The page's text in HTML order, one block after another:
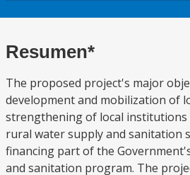
Resumen*
The proposed project's major
development and mobilization of
strengthening of local
rural water supply and sanitation
financing part of the
and sanitation program. The